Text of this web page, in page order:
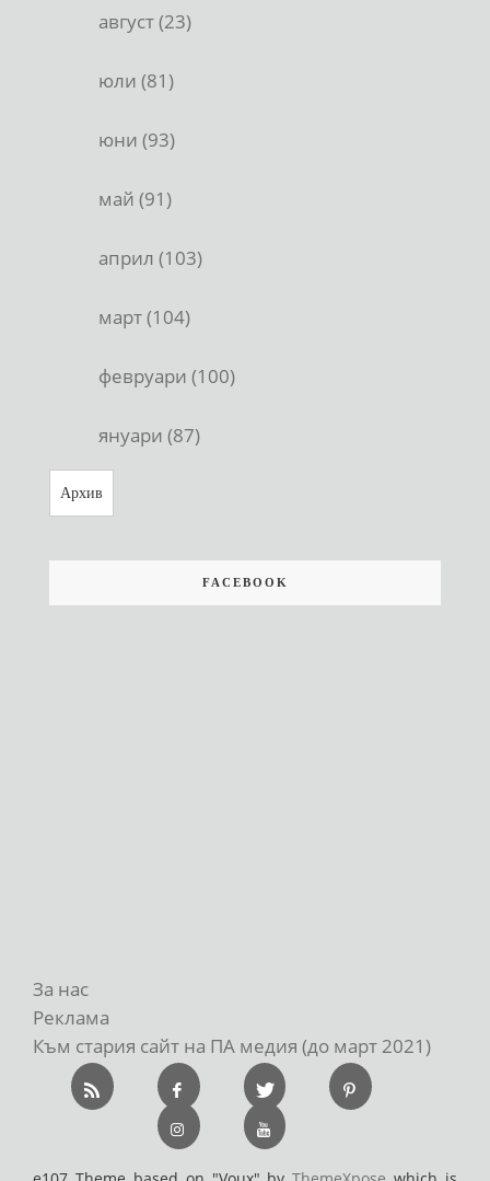
август (23)
юли (81)
юни (93)
май (91)
април (103)
март (104)
февруари (100)
януари (87)
Архив
FACEBOOK
За нас
Реклама
Към стария сайт на ПА медия (до март 2021)